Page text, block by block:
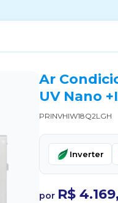
Ar
UV Nano
PRINVHIW18Q2LGH
Inverter
por R$